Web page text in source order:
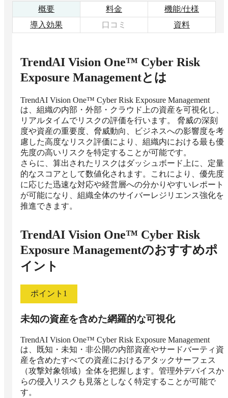
概要 料金
機能/仕様
導入効果
口コミ 資料
TrendAI Vision One™ Cyber Risk
Exposure Managementとは
TrendAI Vision One™ Cyber Risk Exposure Management
は、組織の内部・外部・クラウド上の資産を可視化し、
リアルタイムでリスクの評価を行います。 脅威の深刻
度や資産の重要度、脅威動向、ビジネスへの影響度を考
慮した高度なリスク評価により、組織内における最も優
先度の高いリスクを特定することが可能です。
さらに、算出されたリスクはダッシュボード上に、定量
的なスコアとして数値化されます。これにより、優先度
に応じた迅速な対応や経営層への分かりやすいレポート
が可能になり、組織全体のサイバーレジリエンス強化を
推進できます。
TrendAI Vision One™ Cyber Risk
Exposure Managementのおすすめポ
イント
ポイント 1
未知の資産を含めた網羅的な可視化
TrendAI Vision One™ Cyber Risk Exposure Management
は、既知・未知・非公開の内部資産やサードバーティ資
産を含めたすべての資産におけるアタックサーフェス
（攻撃対象領域）全体を把握します。管理外デバイスか
らの侵入リスクも見落としなく特定することが可能で
す。